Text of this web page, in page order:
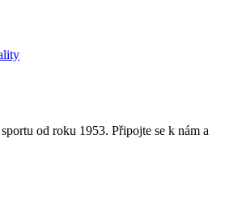
od roku 1953. Připojte se k nám a